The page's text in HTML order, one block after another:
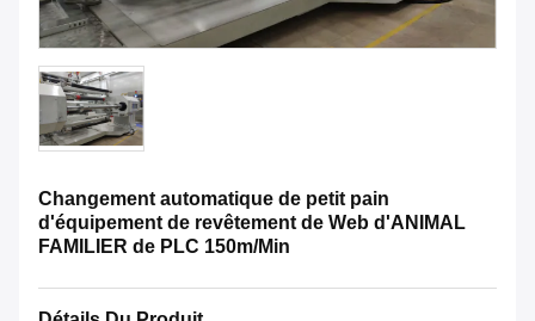
Changement automatique de petit pain
d'équipement de revêtement de Web d'ANIMAL
FAMILIER de PLC 150m/Min